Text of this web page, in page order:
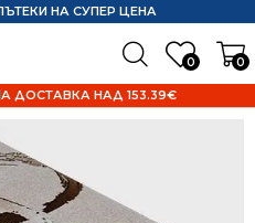
0 0
НА СУПЕР ЦЕНА
ДОСТАВКА НАД 153.39€